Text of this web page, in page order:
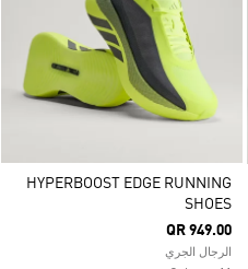
HYPERBOOST EDGE RUNNING
SHOES
QR 949.00
الرجال الجري